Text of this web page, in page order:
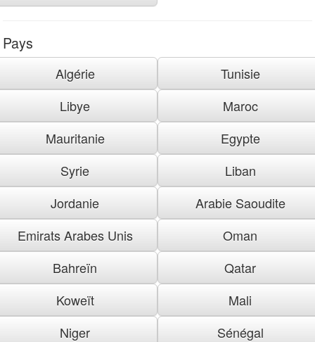
Pays
Algérie
Tunisie
Libye
Maroc
Mauritanie
Egypte
Syrie
Liban
Jordanie
Arabie Saoudite
Emirats Arabes Unis
Oman
Bahreïn
Qatar
Koweït
Mali
Niger
Sénégal